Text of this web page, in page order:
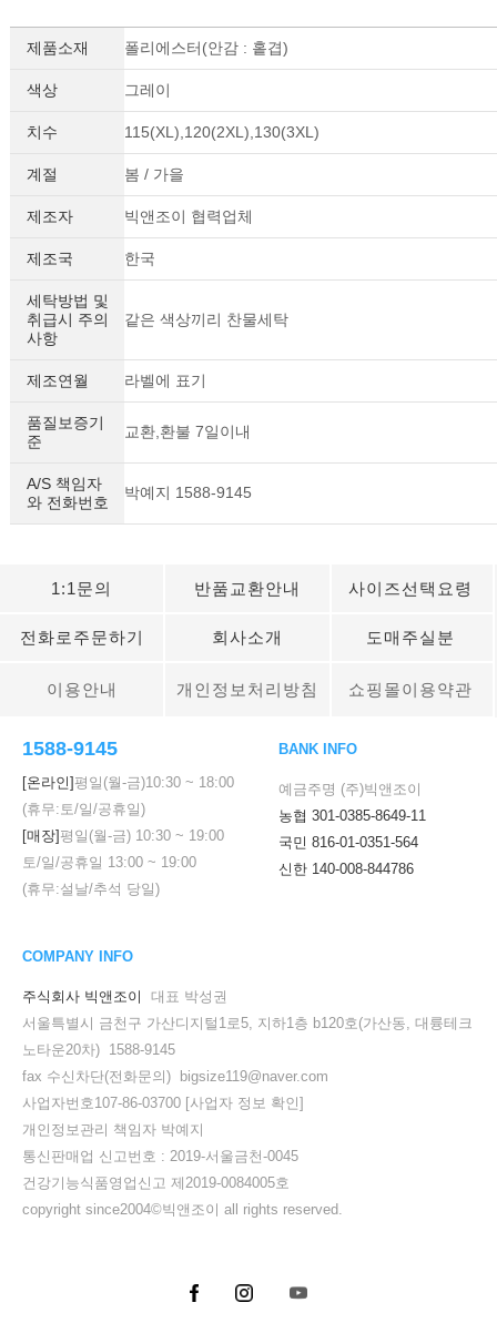
제품소재 폴리에스터(안감 : 홑겹)
색상 그레이
치수 115(XL),120(2XL),130(3XL)
계절 봄 / 가을
제조자 빅앤조이 협력업체
제조국 한국
세탁방법 및
취급시 주의
사항
같은 색상끼리 찬물세탁
제조연월 라벨에 표기
품질보증기
준
교환,환불 7일이내
A/S 책임자
와 전화번호
박예지 1588-9145
1:1문의 반품교환안내 사이즈선택요령
전화로주문하기 회사소개 도매주실분
이용안내 개인정보처리방침 쇼핑몰이용약관
1588-9145
[온라인] 평일(월-금)10:30 ~ 18:00
(휴무:토/일/공휴일)
[매장] 평일(월-금) 10:30 ~ 19:00
토/일/공휴일 13:00 ~ 19:00
(휴무:설날/추석 당일)
BANK INFO
예금주명 (주)빅앤조이
농협 301-0385-8649-11
국민 816-01-0351-564
신한 140-008-844786
COMPANY INFO
주식회사 빅앤조이
대표 박성권
서울특별시 금천구 가산디지털1로5, 지하1층 b120호(가산동, 대륭테크
노타운20차) 1588-9145
fax 수신차단(전화문의) bigsize119@naver.com
사업자번호107-86-03700 [사업자 정보 확인]
개인정보관리 책임자 박예지
통신판매업 신고번호 : 2019-서울금천-0045
건강기능식품영업신고 제2019-0084005호
copyright since2004©빅앤조이 all rights reserved.